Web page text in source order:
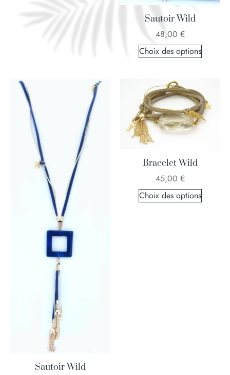
Sautoir Wild
48,00 €
Choix des options
Sautoir Wild
Bracelet Wild
45,00 €
Choix des options